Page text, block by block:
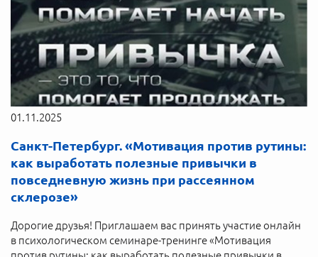
01.11.2025
Санкт-Петербург. «Мотивация против рутины:
как выработать полезные привычки в
повседневную жизнь при рассеянном
склерозе»
Дорогие друзья! Приглашаем вас принять участие онлайн
в психологическом семинаре-тренинге «Мотивация